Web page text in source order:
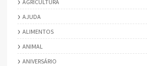
AGRICULTURA
AJUDA
ALIMENTOS
ANIMAL
ANIVERSÁRIO